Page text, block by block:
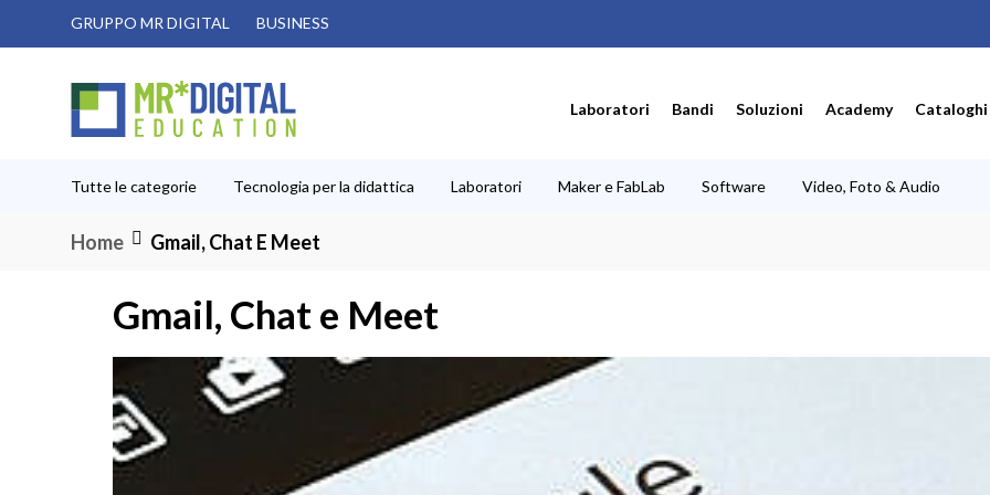
Salta
GRUPPO MR DIGITAL BUSINESS
Laboratori Bandi Soluzioni Academy Cataloghi
Tutte le categorie Tecnologia per la didattica Laboratori Maker e FabLab Software Video, Foto & Audio
Home Gmail, Chat E Meet
Gmail, Chat e Meet